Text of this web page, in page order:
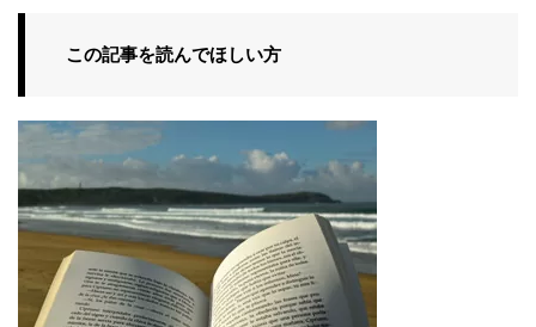
この記事を読んでほしい方